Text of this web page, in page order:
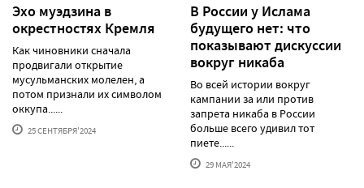
Эхо муэдзина в
окрестностях Кремля
Как чиновники сначала
продвигали открытие
мусульманских молелен, а
потом признали их символом
оккупа......
25 СЕНТЯБРЯ'2024
В России у Ислама
будущего нет: что
показывают дискуссии
вокруг никаба
Во всей истории вокруг
кампании за или против
запрета никаба в России
больше всего удивил тот
пиете......
29 МАЯ'2024